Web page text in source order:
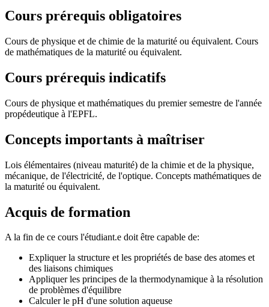
Cours prérequis obligatoires
Cours de physique et de chimie de la maturité ou équivalent. Cours
de mathématiques de la maturité ou équivalent.
Cours prérequis indicatifs
Cours de physique et mathématiques du premier semestre de l'année
propédeutique à l'EPFL.
Concepts importants à maîtriser
Lois élémentaires (niveau maturité) de la chimie et de la physique,
mécanique, de l'électricité, de l'optique. Concepts mathématiques de
la maturité ou équivalent.
Acquis de formation
A la fin de ce cours l'étudiant.e doit être capable de:
Expliquer la structure et les propriétés de base des atomes et
des liaisons chimiques
Appliquer les principes de la thermodynamique à la résolution
de problèmes d'équilibre
Calculer le pH d'une solution aqueuse